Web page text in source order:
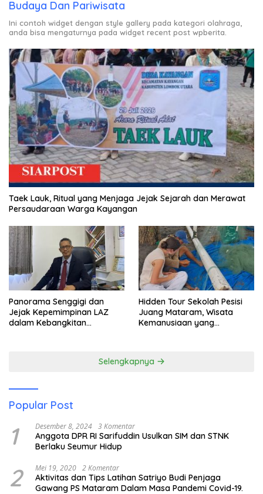
Budaya Dan Pariwisata
Ini contoh widget dengan style gallery pada kategori olahraga,
anda bisa mengaturnya pada widget recent post wpberita.
Taek Lauk, Ritual yang Menjaga Jejak Sejarah dan Merawat
Persaudaraan Warga Kayangan
Panorama Senggigi dan
Jejak Kepemimpinan LAZ
dalam Kebangkitan
Hidden Tour Sekolah Pesisi
Juang Mataram, Wisata
Kemanusiaan yang
Selengkapnya
Popular Post
1 Desember 8, 2024 3 Komentar
Anggota DPR RI Sarifuddin Usulkan SIM dan STNK
Berlaku Seumur Hidup
2 Mei 19, 2020 2 Komentar
Aktivitas dan Tips Latihan Satriyo Budi Penjaga
Gawang PS Mataram Dalam Masa Pandemi Covid-19.